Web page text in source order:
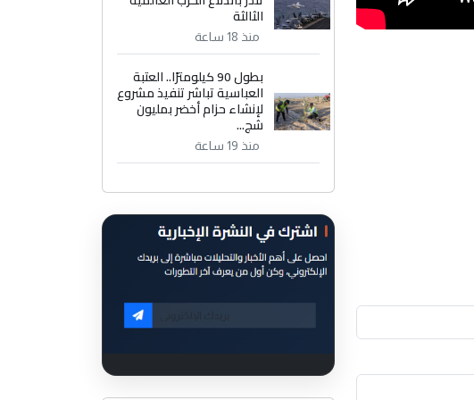
الثالثة
منذ 18 ساعة
بطول 90 كيلومترًا.. العتبة
العباسية تباشر تنفيذ مشروع
لإنشاء حزام أخضر بمليون
شج...
منذ 19 ساعة